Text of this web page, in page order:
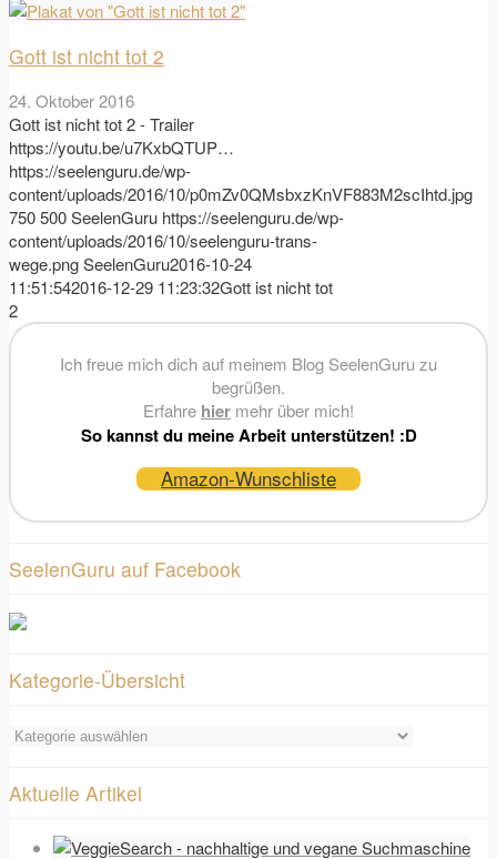
Gott ist nicht tot 2
24. Oktober 2016
Gott ist nicht tot 2 - Trailer
https://youtu.be/u7KxbQTUP…
https://seelenguru.de/wp-
content/uploads/2016/10/p0mZv0QMsbxzKnVF883M2scIhtd.jpg
750500SeelenGuru https://seelenguru.de/wp-
content/uploads/2016/10/seelenguru-trans-
wege.pngSeelenGuru2016-10-24
11:51:542016-12-29 11:23:32Gott ist nicht tot
2
Ich freue mich dich auf meinem Blog SeelenGuru zu
begrüßen.
Erfahre hier mehr über mich!
So kannst du meine Arbeit unterstützen! :D
Amazon-Wunschliste
SeelenGuru auf Facebook
Kategorie-Übersicht
Kategorie-
Aktuelle Artikel